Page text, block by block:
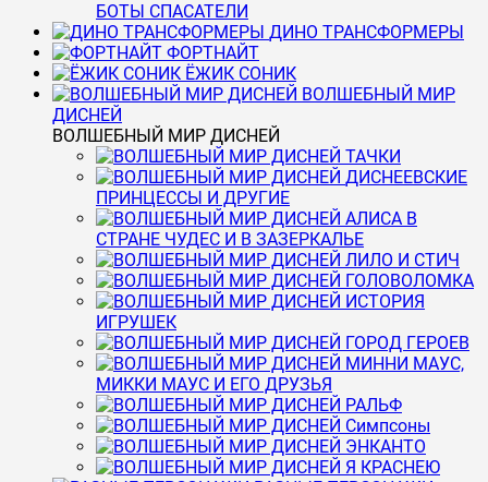
БОТЫ СПАСАТЕЛИ
ДИНО ТРАНСФОРМЕРЫ
ФОРТНАЙТ
ЁЖИК СОНИК
ВОЛШЕБНЫЙ МИР
ДИСНЕЙ
ВОЛШЕБНЫЙ МИР ДИСНЕЙ
ТАЧКИ
ДИСНЕЕВСКИЕ
ПРИНЦЕССЫ И ДРУГИЕ
АЛИСА В
СТРАНЕ ЧУДЕС И В ЗАЗЕРКАЛЬЕ
ЛИЛО И СТИЧ
ГОЛОВОЛОМКА
ИСТОРИЯ
ИГРУШЕК
ГОРОД ГЕРОЕВ
МИННИ МАУС,
МИККИ МАУС И ЕГО ДРУЗЬЯ
РАЛЬФ
Симпсоны
ЭНКАНТО
Я КРАСНЕЮ